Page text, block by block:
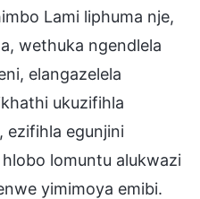
Lami liphuma nje,
wethuka ngendlela
elangazelela
ukuzifihla
ezifihla egunjini
lomuntu alukwazi
yimimoya emibi.